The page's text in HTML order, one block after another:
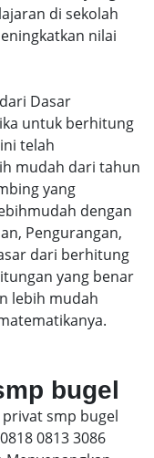
di sekolah
nilai
Dasar
untuk berhitung
telah
mudah dari tahun
yang
dengan
Pengurangan,
dari berhitung
yang benar
lebih mudah
bugel
privat smp bugel
0813 3086